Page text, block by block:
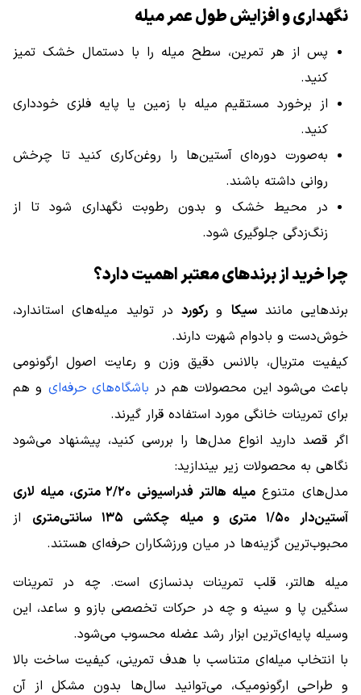
نگهداری و افزایش طول عمر میله
پس از هر تمرین، سطح میله را با دستمال خشک تمیز
کنید.
از برخورد مستقیم میله با زمین یا پایه فلزی خودداری
کنید.
به‌صورت دوره‌ای آستین‌ها را روغن‌کاری کنید تا چرخش
روانی داشته باشند.
در محیط خشک و بدون رطوبت نگهداری شود تا از
زنگ‌زدگی جلوگیری شود.
چرا خرید از برندهای معتبر اهمیت دارد؟
برندهایی مانندسیکا و رکورددر تولید میله‌های استاندارد،
خوش‌دست و بادوام شهرت دارند.
کیفیت متریال، بالانس دقیق وزن و رعایت اصول ارگونومی
باعث می‌شود این محصولات هم در باشگاه‌های حرفه‌ای و هم
برای تمرینات خانگی مورد استفاده قرار گیرند.
اگر قصد دارید انواع مدل‌ها را بررسی کنید، پیشنهاد می‌شود
نگاهی به محصولات زیر بیندازید:
مدل‌های متنوع
میله هالتر فدراسیونی ۲/۲۰ متری، میله لاری
آستین‌دار ۱/۵۰ متری و میله چکشی ۱۳۵ سانتی‌متری
از
محبوب‌ترین گزینه‌ها در میان ورزشکاران حرفه‌ای هستند.
میله هالتر، قلب تمرینات بدنسازی است. چه در تمرینات
سنگین پا و سینه و چه در حرکات تخصصی بازو و ساعد، این
وسیله پایه‌ای‌ترین ابزار رشد عضله محسوب می‌شود.
با انتخاب میله‌ای متناسب با هدف تمرینی، کیفیت ساخت بالا
و طراحی ارگونومیک، می‌توانید سال‌ها بدون مشکل از آن